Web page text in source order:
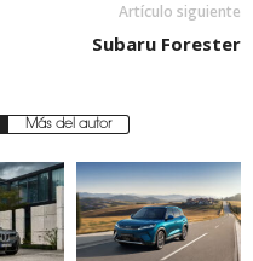
Artículo siguiente
Subaru Forester
Más del autor